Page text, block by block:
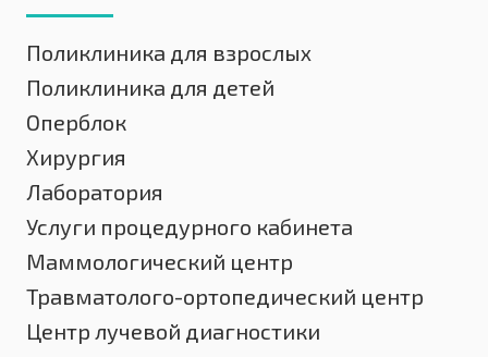
Поликлиника для взрослых
Поликлиника для детей
Оперблок
Хирургия
Лаборатория
Услуги процедурного кабинета
Маммологический центр
Травматолого-ортопедический центр
Центр лучевой диагностики